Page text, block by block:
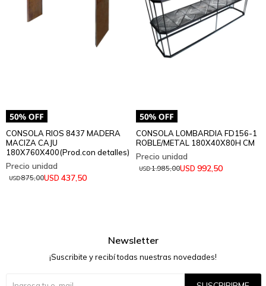
CONSOLA RIOS 8437 MADERA
MACIZA CAJU
180X760X400(Prod.con detalles)
USD 437,50
USD875,00
CONSOLA LOMBARDIA FD156-1
ROBLE/METAL 180X40X80H CM
USD 992,50
USD1.985,00
Newsletter
¡Suscribite y recibí todas nuestras novedades!